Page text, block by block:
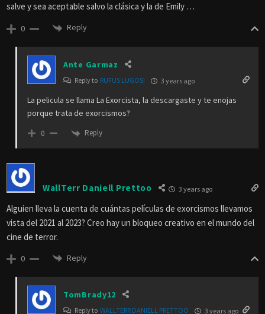
salve y sea aceptable salvo la clásica y la de Emily …
0 Reply
Ante Garmaz
Reply to RUFUS LUGOSI 3 years ago
La pelicula se llama La Exorcista, la descargaste y te enojas
porque trata de exorcismos?
0 Reply
WallTerr Daniell Prettoo 3 years ago
Alguien lleva la cuenta de cuántas películas de exorcismos llevamos
vista del 2021 al 2023? Creo hay un bloqueo creativo en el mundo del
cine de terror.
0 Reply
TomBrady12
Reply to WALLTERR DANIELL PRETTOO 3 years ago